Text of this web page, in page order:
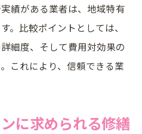
績がある業者は、地域特有
。比較ポイントとしては、
細度、そして費用対効果の
これにより、信頼できる業
に求められる修繕